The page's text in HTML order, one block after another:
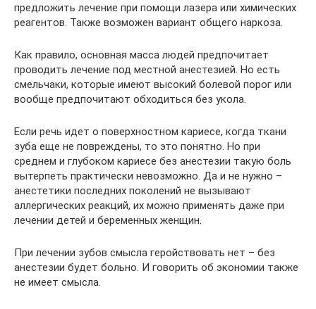
предложить лечение при помощи лазера или химических
реагентов. Также возможен вариант общего наркоза.
Как правило, основная масса людей предпочитает
проводить лечение под местной анестезией. Но есть
смельчаки, которые имеют высокий болевой порог или
вообще предпочитают обходиться без укола.
Если речь идет о поверхностном кариесе, когда ткани
зуба еще не повреждены, то это понятно. Но при
среднем и глубоком кариесе без анестезии такую боль
вытерпеть практически невозможно. Да и не нужно –
анестетики последних поколений не вызывают
аллергических реакций, их можно применять даже при
лечении детей и беременных женщин.
При лечении зубов смысла геройствовать нет – без
анестезии будет больно. И говорить об экономии также
не имеет смысла.